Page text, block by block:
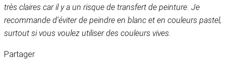
très claires car il y a un risque de transfert de peinture. Je
recommande d'éviter de peindre en blanc et en couleurs pastel,
surtout si vous voulez utiliser des couleurs vives.
Partager